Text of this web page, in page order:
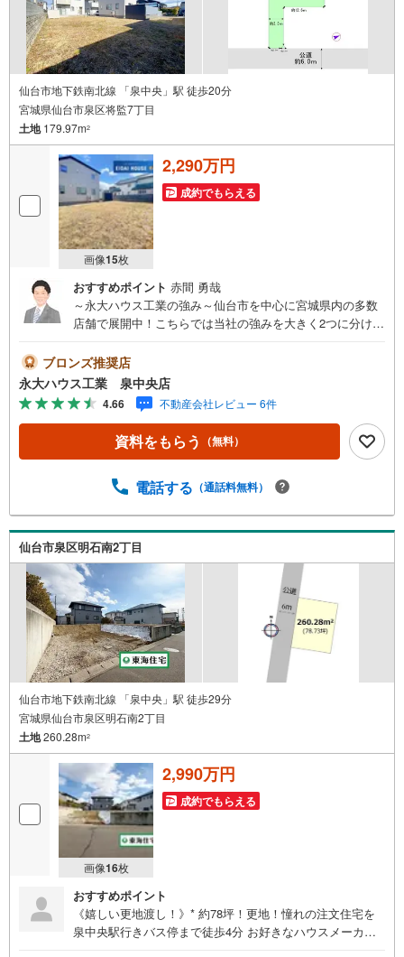
仙台市地下鉄南北線 「泉中央」駅 徒歩20分
宮城県仙台市泉区将監7丁目
土地179.97m2
画像15枚
2,290万円
成約でもらえる
おすすめポイント 赤間 勇哉
～永大ハウス工業の強み～仙台市を中心に宮城県内の多数
店舗で展開中！こちらでは当社の強みを大きく2つに分けて
地...と種別を問わず不動産を取り扱っております。更に教
育施設や商業施設、子育て環境や行政などの地域情報を総
合し、お客様により良い物件選びをして頂けるよう、しっ
かりとサポートさせて頂きます。2.＜経験豊富なスタッフ
＞当社では【購入】【売却】【引っ越し】【リフォーム】
など住宅に関する様々なご質問はもちろん、ご購入時に気
せて頂きます。各店舗ではキッズスペースも完備！お子様
8:00（定休日火・水曜日※店舗により変動あり）現地のご案
内も可能ですので、どうぞお気軽にお問い合わせくださ
い！
ブロンズ推奨店
永大ハウス工業 泉中央店
4.66 不動産会社レビュー 6件
資料をもらう （無料）
電話する （通話料無料）
仙台市泉区明石南2丁目
仙台市地下鉄南北線 「泉中央」駅 徒歩29分
宮城県仙台市泉区明石南2丁目
土地260.28m2
画像16枚
2,990万円
成約でもらえる
おすすめポイント
《嬉しい更地渡し！》* 約78坪！更地！憧れの注文住宅を
泉中央駅行きバス停まで徒歩4分 お好きなハウスメーカー